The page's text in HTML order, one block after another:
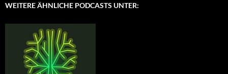
WEITERE ÄHNLICHE PODCASTS UNTER: